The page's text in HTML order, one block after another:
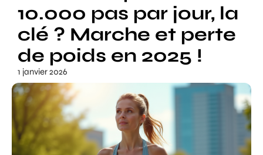
10.000 pas par jour, la
clé ? Marche et perte
de poids en 2025 !
1 janvier 2026